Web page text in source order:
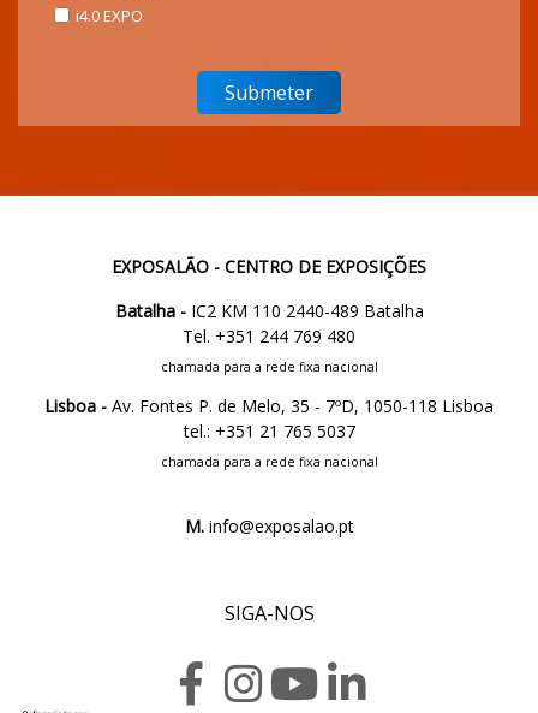
i4.0 EXPO
EXPOSALÃO - CENTRO DE EXPOSIÇÕES
Batalha -IC2 KM 110 2440-489 Batalha
Tel. +351 244 769 480
chamada para a rede fixa nacional
Lisboa - Av. Fontes P. de Melo, 35 - 7ºD, 1050-118 Lisboa
tel.: +351 21 765 5037
chamada para a rede fixa nacional
M.info@exposalao.pt
SIGA-NOS